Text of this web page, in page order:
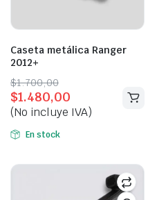
Caseta metálica Ranger
2012+
$1.700,00
Original
price
was:
$1.700,00.
$1.480,00
Current
price
is:
$1.480,00.
(No incluye IVA)
En stock